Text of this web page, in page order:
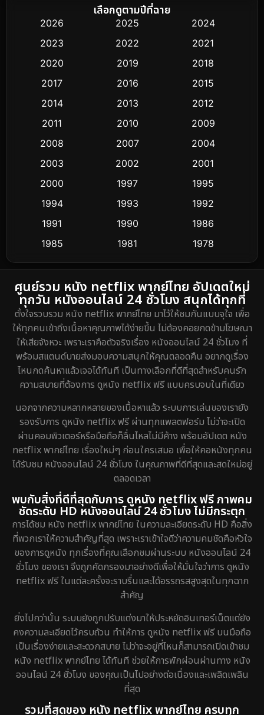
Biography ชีวิตจริง
Classic หนังคลาสสิก
Comedy ตลก 367
Conspiracy
Crime อาชญากรรม 284
Culture
Dance เต้น
DC 2
Detective สืบสวน 5
Detective สืบสวน 40
Disaster 4
Disney+ 18
Documentary สารคดี 72
Drama ดราม่า 643
Dystopian 8
Emotional 52
Epic มหากาพย์ 16
Erotic 7
Family ครอบครัว 149
Fiction 4
Gothic 5
HBO GO 7
เลือกดูตามปีที่ฉาย
2026 2025
2024
2023
2022
2021
2020
2019
2018
2017
2016
2015
2014
2013
2012
2011
2010
2009
2008
2007
2004
2003
2002
2001
2000
1997
1995
1994
1993
1992
1991
1990
1986
1985
1981
1978
1974
ศูนย์รวม หนัง netflix พากย์ไทย อัปเดตใหม่
ทุกวัน หนังออนไลน์ 24 ชั่วโมง สนุกได้ทุกที่
ตั้งใจรวบรวม หนัง netflix พากย์ไทย มาไว้ให้ชมกันแบบจุใจ เพื่อ
ให้ทุกคนเข้าถึงเนื้อหาคุณภาพได้ง่ายขึ้น ไม่ต้องคอยกดข้ามโฆษณา
ให้เสียจังหวะ เพราะเราคือตัวจริงเรื่อง หนังออนไลน์ 24 ชั่วโมง ที่
พร้อมสแตนด์บายส่งมอบความสนุกให้คุณตลอดคืน อยากดูเรื่อง
ไหนกดค้นหาแล้วเจอได้ทันที เป็นทางเลือกที่ดีที่สุดสำหรับคนรัก
ความสบายที่ต้องการ ดูหนัง netflix ฟรี แบบครบจบในที่เดียว
นอกจากความหลากหลายของเนื้อหาแล้ว ระบบการเล่นของเรายัง
รองรับการ ดูหนัง netflix ฟรี ผ่านทุกแพลตฟอร์ม ไม่ว่าจะเปิด
ผ่านคอมพิวเตอร์หรือมือถือก็ลื่นไหลไม่มีค้าง พร้อมอัปเดต หนัง
netflix พากย์ไทย เรื่องใหม่ๆ ก่อนใครเสมอ เพื่อให้คอหนังทุกคน
ได้รับชม หนังออนไลน์ 24 ชั่วโมง ในคุณภาพที่ดีที่สุดและสดใหม่อยู่
ตลอดเวลา
พบกับสิ่งที่ดีที่สุดกับการ ดูหนัง netflix ฟรี ภาพคม
ชัดระดับ HD หนังออนไลน์ 24 ชั่วโมง ไม่มีกระตุก
การได้ชม หนัง netflix พากย์ไทย ในความละเอียดระดับ HD คือสิ่ง
ที่พวกเราให้ความสำคัญที่สุด เพราะเราเข้าใจดีว่าความคมชัดคือหัวใจ
ของการดูหนัง ทุกเรื่องที่คุณเลือกชมผ่านระบบ หนังออนไลน์ 24
ชั่วโมง ของเรา จึงถูกคัดกรองมาอย่างดีเพื่อให้มั่นใจว่าการ ดูหนัง
netflix ฟรี ในแต่ละครั้งจะราบรื่นและได้อรรถรสสูงสุดในทุกฉาก
สำคัญ
ยิ่งไปกว่านั้น ระบบยังถูกปรับแต่งมาให้ประหยัดอินเทอร์เน็ตแต่ยัง
คงความละเอียดไว้ครบถ้วน ทำให้การ ดูหนัง netflix ฟรี บนมือถือ
เป็นเรื่องง่ายและสะดวกสบาย ไม่ว่าจะอยู่ที่ไหนก็สามารถเปิดเข้าชม
หนัง netflix พากย์ไทย ได้ทันที ช่วยให้การพักผ่อนผ่านทาง หนัง
ออนไลน์ 24 ชั่วโมง ของคุณเป็นไปอย่างต่อเนื่องและเพลิดเพลิน
ที่สุด
รวมที่สุดของ หนัง netflix พากย์ไทย ครบทุก